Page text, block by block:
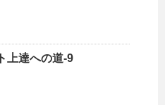
上達への道-9